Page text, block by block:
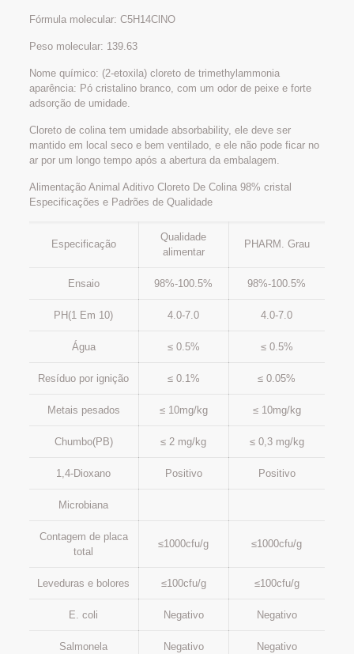
Fórmula molecular: C5H14ClNO
Peso molecular: 139.63
Nome químico: (2-etoxila) cloreto de trimethylammonia
aparência: Pó cristalino branco, com um odor de peixe e forte
adsorção de umidade.
Cloreto de colina tem umidade absorbability, ele deve ser
mantido em local seco e bem ventilado, e ele não pode ficar no
ar por um longo tempo após a abertura da embalagem.
Alimentação Animal Aditivo Cloreto De Colina 98% cristal
Especificações e Padrões de Qualidade
Especificação
Qualidade
alimentar
PHARM. Grau
Ensaio 98%-100.5% 98%-100.5%
PH(1 Em 10) 4.0-7.0 4.0-7.0
Água ≤ 0.5% ≤ 0.5%
Resíduo por ignição ≤ 0.1% ≤ 0.05%
Metais pesados ≤ 10mg/kg ≤ 10mg/kg
Chumbo(PB) ≤ 2 mg/kg ≤ 0,3 mg/kg
1,4-Dioxano Positivo Positivo
Microbiana
Contagem de placa
total
≤1000cfu/g ≤1000cfu/g
Leveduras e bolores ≤100cfu/g ≤100cfu/g
E. coli Negativo Negativo
Salmonela Negativo Negativo